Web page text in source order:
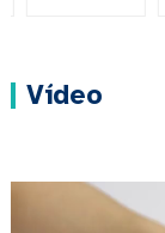
Vídeo